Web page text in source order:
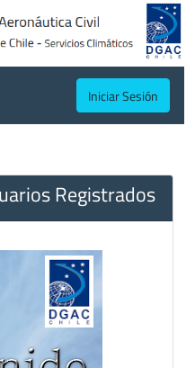
Iniciar Sesión
Registrados